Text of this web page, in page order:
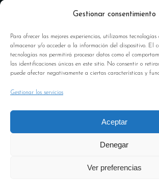
Gestionar consentimiento
Para ofrecer las mejores experiencias, utilizamos tecnologías
almacenar y/o acceder a la información del dispositivo. El
tecnologías nos permitirá procesar datos como el
las identificaciones únicas en este sitio. No consentir o
puede afectar negativamente a ciertas características y
Gestionar los servicios
Aceptar
Denegar
Ver preferencias
Calle Ángel Ganivet,
Horario: 13:00 a 1:00
ABIERTO TODOS LOS
COCINA ABIERTA